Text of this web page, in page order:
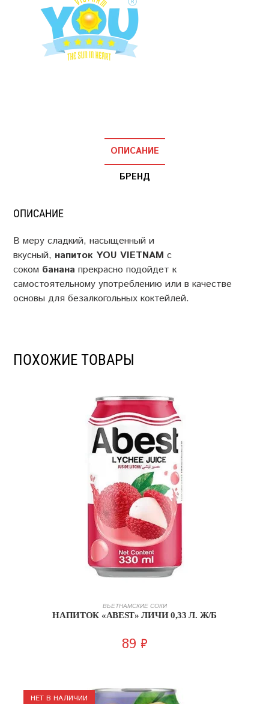
ОПИСАНИЕ
БРЕНД
ОПИСАНИЕ
В меру сладкий, насыщенный и
вкусный, напиток YOU VIETNAM с
соком банана прекрасно подойдет к
самостоятельному употреблению или в качестве
основы для безалкогольных коктейлей.
ПОХОЖИЕ ТОВАРЫ
В КОРЗИНУ
ВЬЕТНАМСКИЕ СОКИ
НАПИТОК «ABEST» ЛИЧИ 0,33 Л. Ж/Б
89 ₽
НЕТ В НАЛИЧИИ